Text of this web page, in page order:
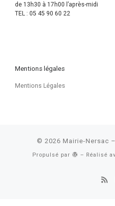
de 13h30 à 17h00 l’après-midi
TEL : 05 45 90 60 22
Mentions légales
Mentions Légales
© 2026 Mairie-Nersac
Propulsé par – Réalisé